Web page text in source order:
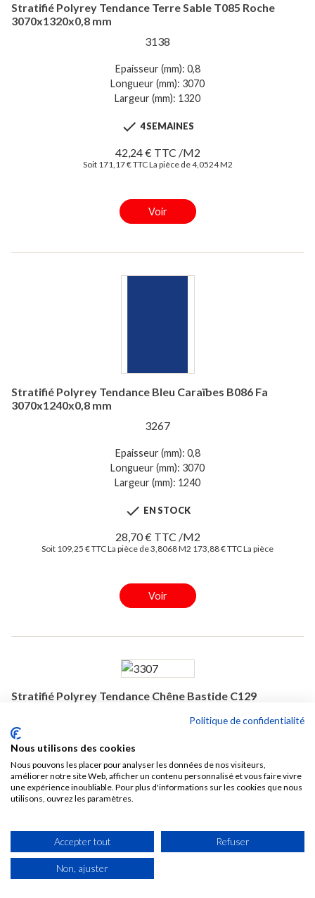
Stratifié Polyrey Tendance Terre Sable T085 Roche
3070x1320x0,8 mm
3138
Epaisseur (mm): 0,8
Longueur (mm): 3070
Largeur (mm): 1320
 4 SEMAINES
42,24 € TTC /M2
Soit 171,17 € TTC La pièce de 4,0524 M2
Voir
Stratifié Polyrey Tendance Bleu Caraïbes B086 Fa
3070x1240x0,8 mm
3267
Epaisseur (mm): 0,8
Longueur (mm): 3070
Largeur (mm): 1240
 EN STOCK
28,70 € TTC /M2
Soit 109,25 € TTC La pièce de 3,8068 M2 173,88 € TTC La pièce
Voir
Stratifié Polyrey Tendance Chêne Bastide C129
Longueur (mm): 3070
Largeur (mm): 1320
Soit 169,38 € TTC La pièce de 4,0524 M2
Politique de confidentialité
Nous utilisons des cookies
Nous pouvons les placer pour analyser les données de nos visiteurs,
améliorer notre site Web, afficher un contenu personnalisé et vous faire vivre
une expérience inoubliable. Pour plus d'informations sur les cookies que nous
utilisons, ouvrez les paramètres.
Accepter tout Refuser
Non, ajuster